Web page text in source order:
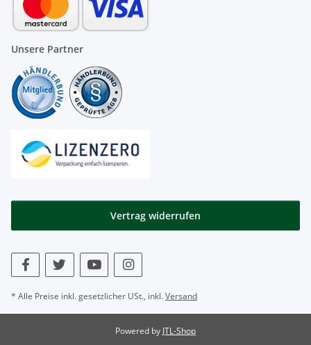
Unsere Partner
Vertrag widerrufen
* Alle Preise inkl. gesetzlicher USt., inkl.Versand
Powered by JTL-Shop